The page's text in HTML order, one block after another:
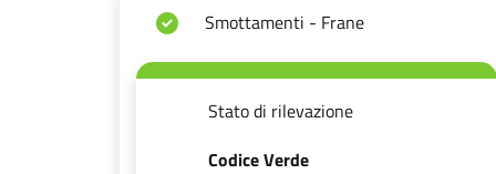
Smottamenti - Frane
Stato di rilevazione
Codice Verde